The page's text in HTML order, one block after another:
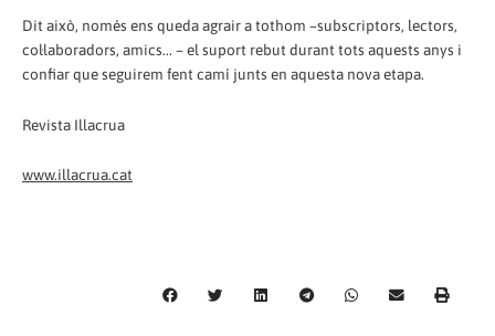
Dit això, només ens queda agrair a tothom –subscriptors, lectors,
col·laboradors, amics... – el suport rebut durant tots aquests anys i
confiar que seguirem fent camí junts en aquesta nova etapa.
Revista Illacrua
www.illacrua.cat